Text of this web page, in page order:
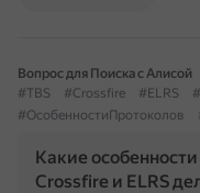
Вопрос для Поиска с Алисой
#TBS
#Crossfire #ELRS
#ОсобенностиПротоколов
Какие
Crossfire и ELRS